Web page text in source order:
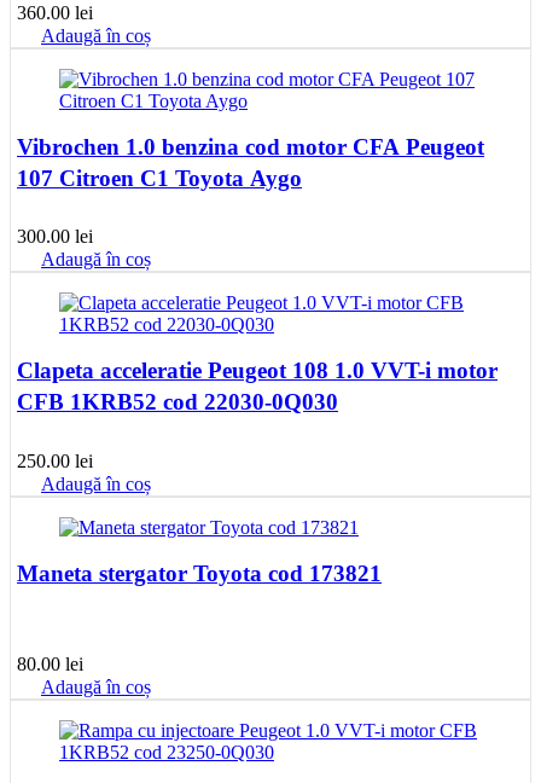
360.00 lei
Adaugă în coș
Vibrochen 1.0 benzina cod motor CFA Peugeot
107 Citroen C1 Toyota Aygo
300.00 lei
Adaugă în coș
Clapeta acceleratie Peugeot 108 1.0 VVT-i motor
CFB 1KRB52 cod 22030-0Q030
250.00 lei
Adaugă în coș
Maneta stergator Toyota cod 173821
80.00 lei
Adaugă în coș